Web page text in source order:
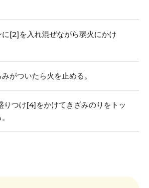
に[2]を入れ混ぜながら弱火にかけ
がついたら火を止める。
りつけ[4]をかけてきざみのりをトッ